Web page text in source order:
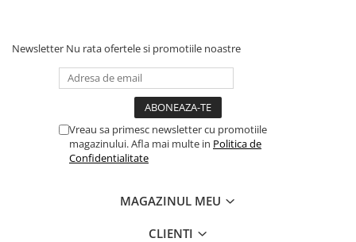
Newsletter Nu rata ofertele si promotiile noastre
Vreau sa primesc newsletter cu promotiile
magazinului. Afla mai multe in Politica de
Confidentialitate
MAGAZINUL MEU
CLIENTI